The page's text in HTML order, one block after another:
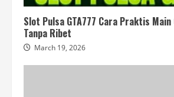
Slot Pulsa GTA777 Cara Praktis Main
Tanpa Ribet
March 19, 2026